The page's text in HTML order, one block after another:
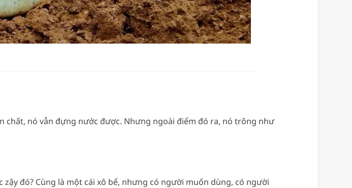
chất, nó vẫn đựng nước được. Nhưng ngoài điểm đó ra, nó trông như
đó? Cùng là một cái xô bể, nhưng có người muốn dùng, có người